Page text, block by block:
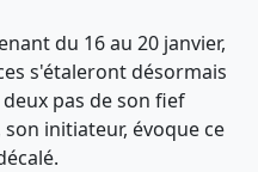
du 16 au 20 janvier,
s'étaleront désormais
deux pas de son fief
initiateur, évoque ce